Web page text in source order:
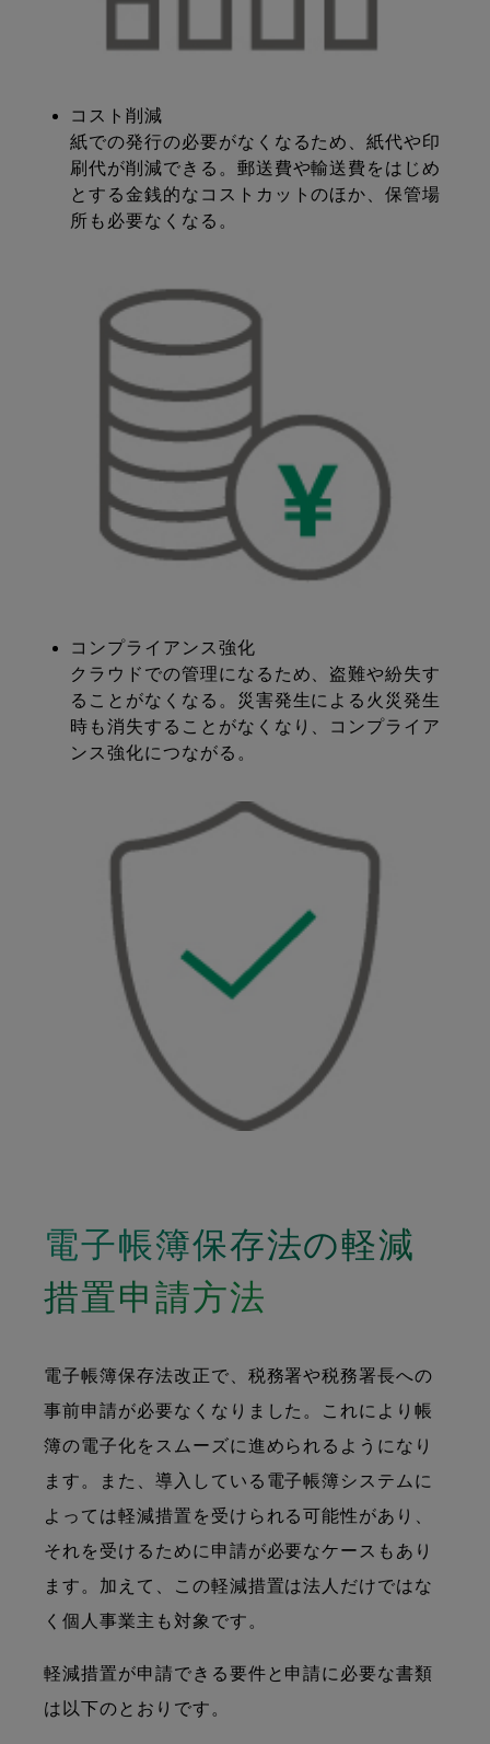
コスト削減
紙での発行の必要がなくなるため、紙代や印
刷代が削減できる。郵送費や輸送費をはじめ
とする金銭的なコストカットのほか、保管場
所も必要なくなる。
コンプライアンス強化
クラウドでの管理になるため、盗難や紛失す
ることがなくなる。災害発生による火災発生
時も消失することがなくなり、コンプライア
ンス強化につながる。
電子帳簿保存法の軽減
措置申請方法
電子帳簿保存法改正で、税務署や税務署長への
事前申請が必要なくなりました。これにより帳
簿の電子化をスムーズに進められるようになり
ます。また、導入している電子帳簿システムに
よっては軽減措置を受けられる可能性があり、
それを受けるために申請が必要なケースもあり
ます。加えて、この軽減措置は法人だけではな
く個人事業主も対象です。
軽減措置が申請できる要件と申請に必要な書類
は以下のとおりです。